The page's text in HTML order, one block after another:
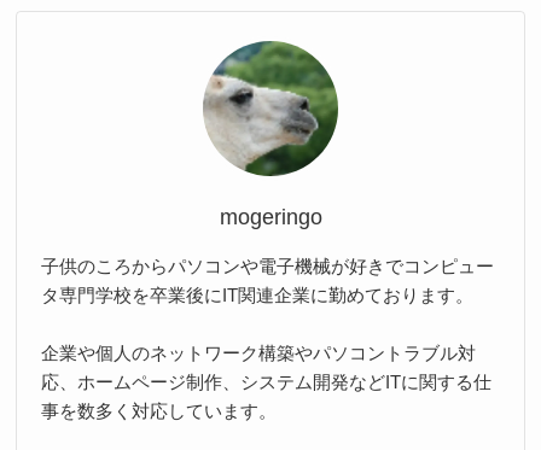
mogeringo
子供のころからパソコンや電子機械が好きでコンピュー
タ専門学校を卒業後にIT関連企業に勤めております。
企業や個人のネットワーク構築やパソコントラブル対
応、ホームページ制作、システム開発などITに関する仕
事を数多く対応しています。